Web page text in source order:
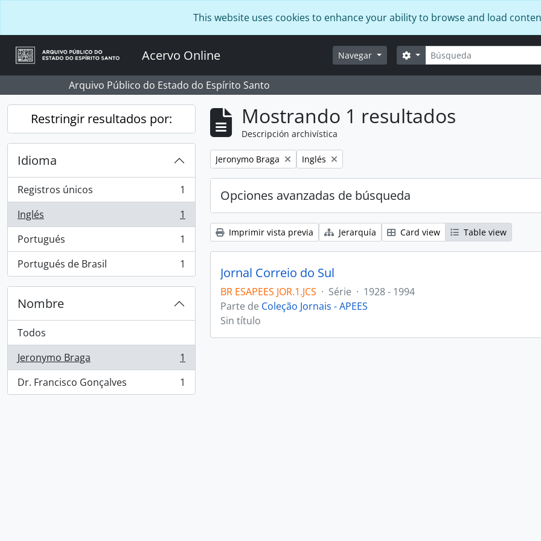
This website uses cookies to enhance your ability to browse and load
Acervo Online Navegar Búsqueda
Search options
Arquivo Público do Estado do Espírito Santo
Restringir resultados por:
Idioma
Registros únicos
, 1 resultados
1
Inglés
, 1 resultados
1
Portugués
, 1 resultados
1
Portugués de Brasil
, 1 resultados 1
Nombre
Todos
Jeronymo Braga
, 1 resultados
1
Dr. Francisco Gonçalves
, 1 resultados 1
Mostrando 1 resultados
Descripción archivística
Remove filter:
Jeronymo Braga Remove filter:
Inglés
Opciones avanzadas de búsqueda
Imprimir vista previa Jerarquía Card view Table view
Jornal Correio do Sul
BR ESAPEES JOR.1.JCS · Série · 1928 - 1994
Parte de Coleção Jornais - APEES
Sin título